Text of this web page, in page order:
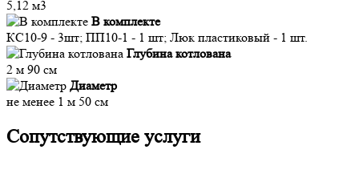
5,12 м3
В комплекте
КС10-9 - 3шт; ПП10-1 - 1 шт; Люк пластиковый - 1 шт.
Глубина котлована
2 м 90 см
Диаметр
не менее 1 м 50 см
Сопутствующие услуги